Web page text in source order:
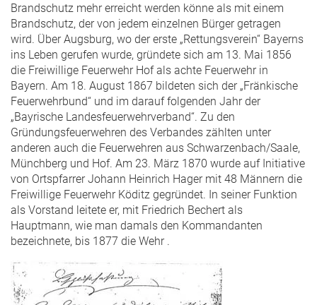
Brandschutz mehr erreicht werden könne als mit einem
Brandschutz, der von jedem einzelnen Bürger getragen
wird. Über Augsburg, wo der erste „Rettungsverein“ Bayerns
ins Leben gerufen wurde, gründete sich am 13. Mai 1856
die Freiwillige Feuerwehr Hof als achte Feuerwehr in
Bayern. Am 18. August 1867 bildeten sich der „Fränkische
Feuerwehrbund“ und im darauf folgenden Jahr der
„Bayrische Landesfeuerwehrverband“. Zu den
Gründungsfeuerwehren des Verbandes zählten unter
anderen auch die Feuerwehren aus Schwarzenbach/Saale,
Münchberg und Hof. Am 23. März 1870 wurde auf Initiative
von Ortspfarrer Johann Heinrich Hager mit 48 Männern die
Freiwillige Feuerwehr Köditz gegründet. In seiner Funktion
als Vorstand leitete er, mit Friedrich Bechert als
Hauptmann, wie man damals den Kommandanten
bezeichnete, bis 1877 die Wehr .